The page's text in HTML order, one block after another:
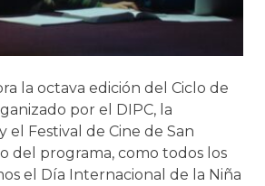
la octava edición del Ciclo de
por el DIPC, la
el Festival de Cine de San
del programa, como todos los
el Día Internacional de la Niña